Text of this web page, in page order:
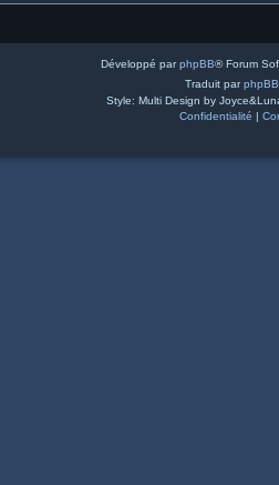
Développé parphpBB® Forum
Traduit par
Style: Multi Design by
Confidentialité |